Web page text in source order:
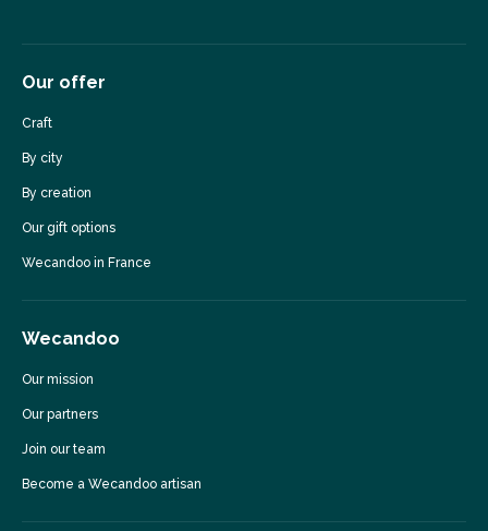
Our offer
Craft
By city
By creation
Our gift options
Wecandoo in France
Wecandoo
Our mission
Our partners
Join our team
Become a Wecandoo artisan